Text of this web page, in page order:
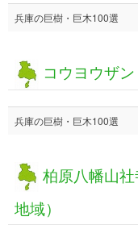
兵庫の巨樹・巨木100選
コウヨウザン
兵庫の巨樹・巨木100選
地域）